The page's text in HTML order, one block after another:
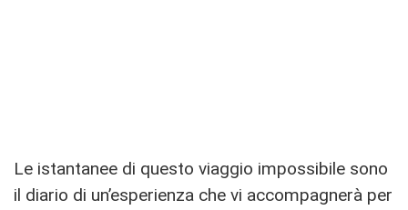
Le istantanee di questo viaggio impossibile sono
il diario di un’esperienza che vi accompagnerà per